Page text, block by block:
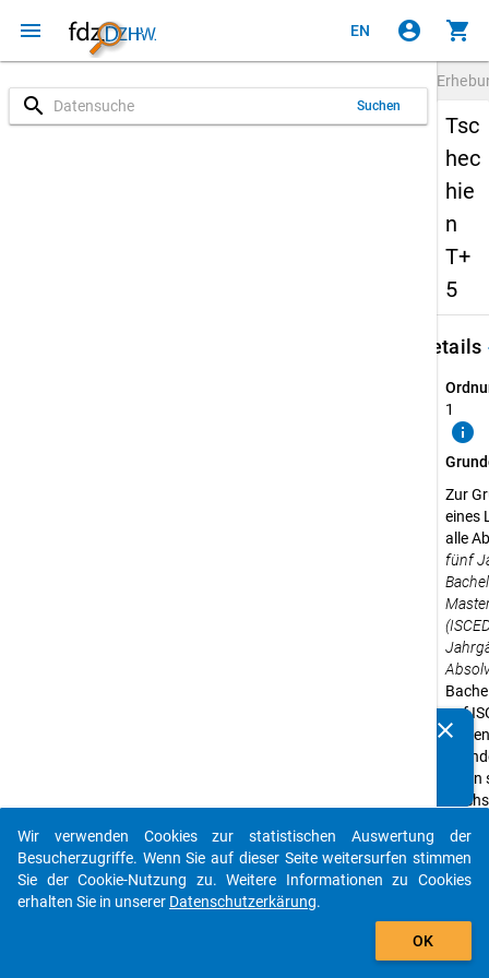
menu EN account_circle shopping_cart
search Suchen
Tsc
hec
hie
n
T+
5
Details
1
info
Zur
eines
alle
fünf
auf
die
clear
auto_stories
add_shopping_cart
Wir verwenden Cookies zur statistischen Auswertung der
Besucherzugriffe. Wenn Sie auf dieser Seite weitersurfen stimmen
Sie der Cookie-Nutzung zu. Weitere Informationen zu Cookies
erhalten Sie in unserer Datenschutzerkärung.
OK